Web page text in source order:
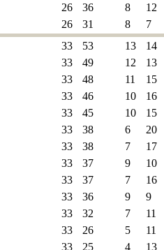
26 36 8
12
26 31 8
7
33 53 13
14
33 49 12
13
33 48 11
15
33 46 10
16
33 45 10
15
33 38 6
20
33 38 7
17
33 37 9
10
33 37 7
16
33 36 9
9
33 32 7
11
33 26 5
11
33 25 4
13